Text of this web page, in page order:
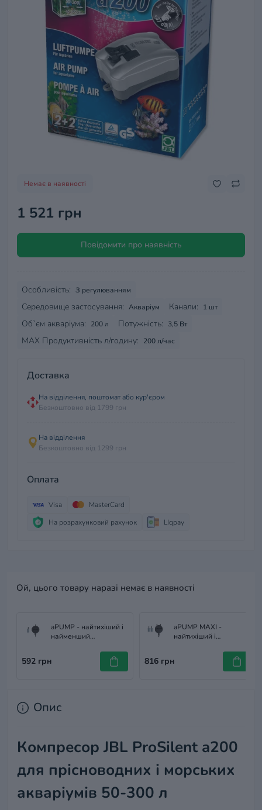
Немає в наявності
1 521 грн
Повідомити про наявність
Особливість: З регулюванням
Середовище застосування: Акваріум Канали: 1 шт
Об`єм акваріума: 200 л Потужність: 3,5 Вт
МАХ Продуктивність л/годину: 200 л/час
Доставка
На відділення, поштомат або кур'єром
Безкоштовно від 1799 грн
На відділення
Безкоштовно від 1299 грн
Оплата
Visa
MasterCard
На розрахунковий рахунок
LIqpay
Ой, цього товару наразі немає в наявності
aPUMP - найтихіший і
найменший
компресор в світі, до
100 л
592 грн
aPUMP MAXI -
найтихіший і
компресор в світі, до
816 грн
Опис
Компресор JBL ProSilent a200
для прісноводних і морських
акваріумів 50-300 л